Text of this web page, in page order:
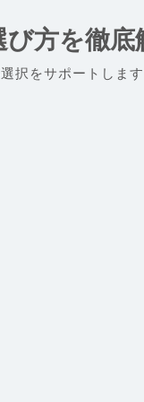
方を徹底
択をサポートします